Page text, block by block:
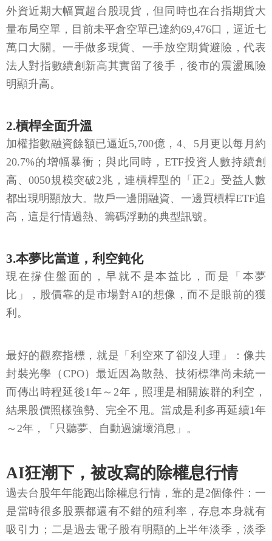
外資近期大幅買超台股現貨，但同時也在台指期貨大
量布局空單，目前未平倉空單已達約69,476口，逼近七
萬口大關。一手做多現貨、一手放空期貨避險，代表
法人對指數續創新高其實留了後手，後市的震盪風險
明顯升高。
2.槓桿全面升溫
加權指數融資餘額已逼近5,700億，4、5月更以每月約
20.7%的增幅暴衝；與此同時，ETF投資人數持續創
高、0050規模突破2兆，連槓桿型的「正2」受益人數
都出現明顯放大。散戶一邊開融資、一邊買槓桿ETF追
高，這是行情過熱、籌碼浮動的典型訊號。
3.本夢比當道，利空鈍化
現在撐住盤面的，早就不是本益比，而是「本夢
比」，股價靠的是市場對AI的想像，而不是眼前的獲
利。
最好的觀察指標，就是「利空來了卻沒人理」：像共
封裝光學（CPO）最近因為散熱、技術標準尚未統一
而傳出時程延後1年～2年，照理是相關族群的利空，
結果股價照樣強勢、完全不甩。當成是利多再延續1年
～2年，「只聽夢、自動過濾壞消息」。
AI狂潮下，被改寫的除權息行情
過去台股年年能跑出除權息行情，靠的是2個條件：一
是當時很多股票都還有不錯的殖利率，存息本身就有
吸引力；二是過去電子股有明顯的上半年淡季，淡季